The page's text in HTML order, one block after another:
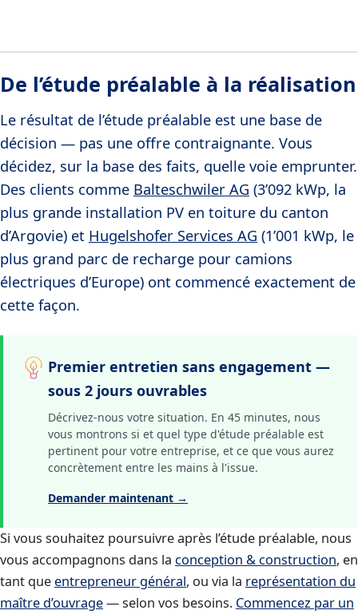
De l’étude préalable à la réalisation
Le résultat de l’étude préalable est une base de
décision — pas une offre contraignante. Vous
décidez, sur la base des faits, quelle voie emprunter.
Des clients comme Balteschwiler AG (3’092 kWp, la
plus grande installation PV en toiture du canton
d’Argovie) et Hugelshofer Services AG (1’001 kWp, le
plus grand parc de recharge pour camions
électriques d’Europe) ont commencé exactement de
cette façon.
Premier entretien sans engagement —
sous 2 jours ouvrables
Décrivez-nous votre situation. En 45 minutes, nous
vous montrons si et quel type d'étude préalable est
pertinent pour votre entreprise, et ce que vous aurez
concrètement entre les mains à l'issue.
Demander maintenant →
Si vous souhaitez poursuivre après l’étude préalable, nous
vous accompagnons dans la conception & construction, en
tant que entrepreneur général, ou via la représentation du
maître d’ouvrage— selon vos besoins. Commencez par un